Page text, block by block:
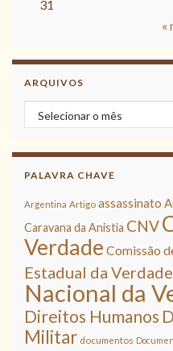
31
«
ARQUIVOS
Arquivos
PALAVRA CHAVE
Argentina Artigo assassinato
Caravana da Anistia CNV
Verdade Comissão
Estadual da Verdade
Nacional da
Direitos Humanos
Militar documentos